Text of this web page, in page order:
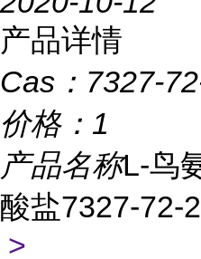
产品详情
Cas： 7327-
价格： 1
产品名称L-鸟
酸盐7327-72-2
>